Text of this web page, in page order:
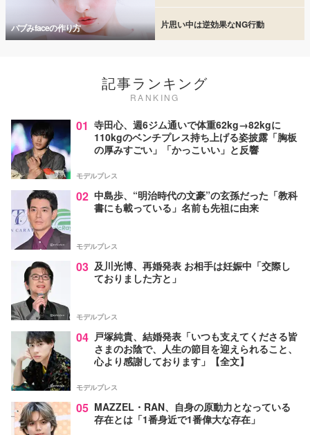
バブみfaceの作り方 片思い中は逆効果なNG行動
記事ランキング
RANKING
01 寺田心、週6ジム通いで体重62kg→82kgに
110kgのベンチプレス持ち上げる姿披露「胸板
の厚みすごい」「かっこいい」と反響
モデルプレス
02 中島歩、“明治時代の文豪”の玄孫だった「教科
書にも載っている」名前も先祖に由来
モデルプレス
03 及川光博、再婚発表 お相手は妊娠中「交際し
ておりました方と」
モデルプレス
04 戸塚純貴、結婚発表「いつも支えてくださる皆
さまのお陰で、人生の節目を迎えられること、
心より感謝しております」【全文】
モデルプレス
05 MAZZEL・RAN、自身の原動力となっている
存在とは「1番身近で1番偉大な存在」